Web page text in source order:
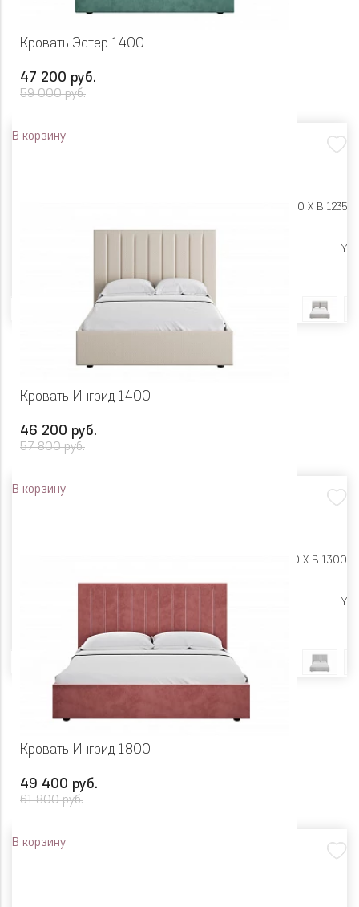
Кровать Эстер 1400
47 200 руб.
59 000 руб.
В корзину
Ш 1640 X Г 2320 X В 1235
Y
Кровать Ингрид 1400
46 200 руб.
57 800 руб.
В корзину
Ш 1620 X Г 2130 X В 1300
Y
Кровать Ингрид 1800
49 400 руб.
61 800 руб.
В корзину